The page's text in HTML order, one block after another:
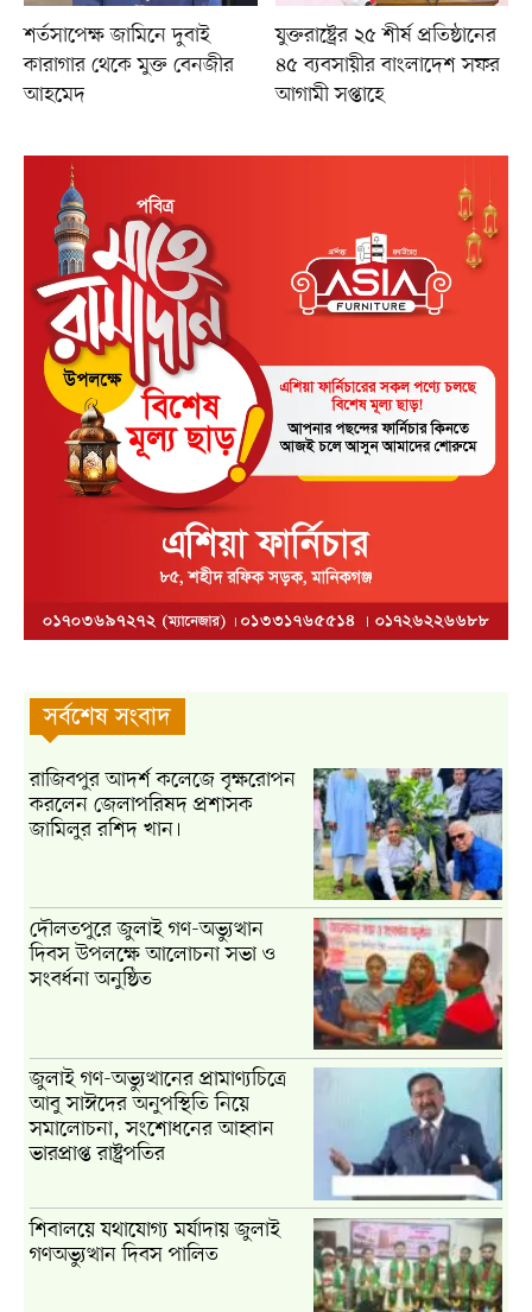
শর্তসাপেক্ষ জামিনে দুবাই
কারাগার থেকে মুক্ত বেনজীর
আহমেদ
যুক্তরাষ্ট্রের ২৫ শীর্ষ প্রতিষ্ঠানের
৪৫ ব্যবসায়ীর বাংলাদেশ সফর
আগামী সপ্তাহে
সর্বশেষ সংবাদ
রাজিবপুর আদর্শ কলেজে বৃক্ষরোপন
করলেন জেলাপরিষদ প্রশাসক
জামিলুর রশিদ খান।
দৌলতপুরে জুলাই গণ-অভ্যুত্থান
দিবস উপলক্ষে আলোচনা সভা ও
সংবর্ধনা অনুষ্ঠিত
জুলাই গণ-অভ্যুত্থানের প্রামাণ্যচিত্রে
আবু সাঈদের অনুপস্থিতি নিয়ে
সমালোচনা, সংশোধনের আহ্বান
ভারপ্রাপ্ত রাষ্ট্রপতির
শিবালয়ে যথাযোগ্য মর্যাদায় জুলাই
গণঅভ্যুত্থান দিবস পালিত